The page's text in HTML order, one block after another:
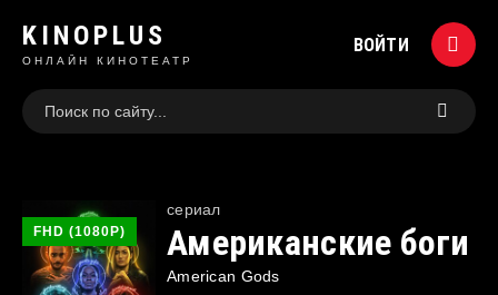
KINOPLUS
ОНЛАЙН КИНОТЕАТР
ВОЙТИ
FHD (1080P)
cериал
Американские боги
American Gods